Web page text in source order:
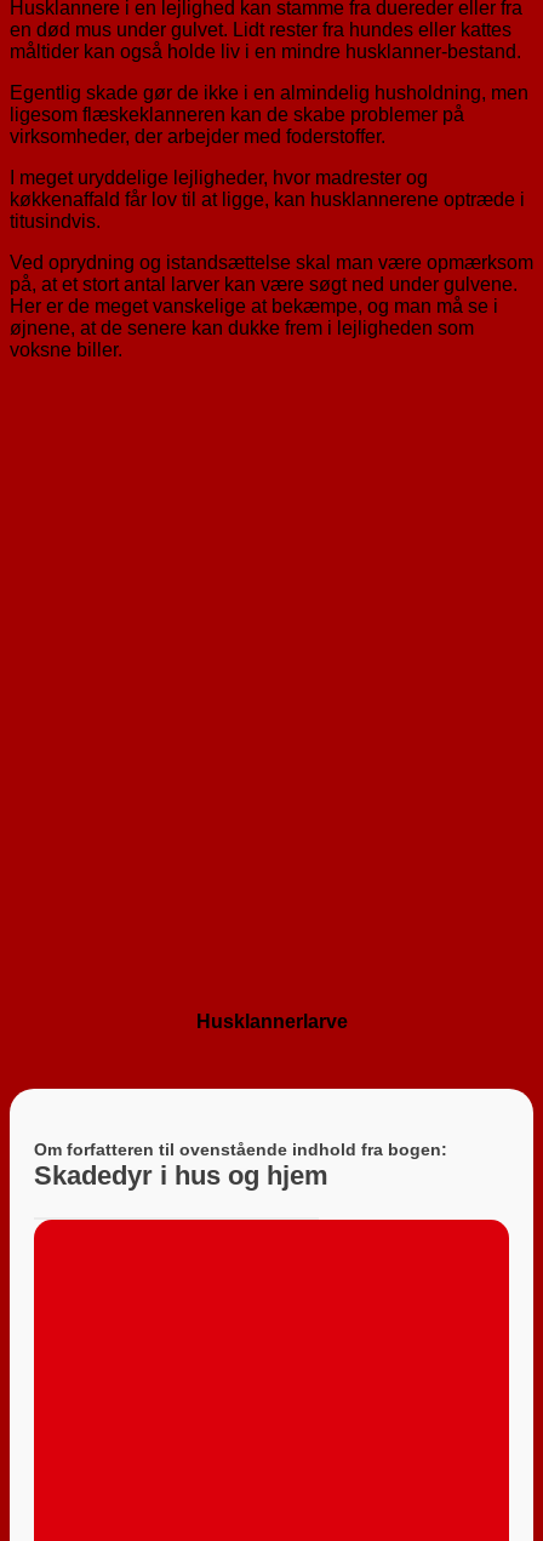
Husklannere i en lejlighed kan stamme fra duereder eller fra
en død mus under gulvet. Lidt rester fra hundes eller kattes
måltider kan også holde liv i en mindre husklanner-bestand.
Egentlig skade gør de ikke i en almindelig husholdning, men
ligesom flæskeklanneren kan de skabe problemer på
virksomheder, der arbejder med foderstoffer.
I meget uryddelige lejligheder, hvor madrester og
køkkenaffald får lov til at ligge, kan husklannerene optræde i
titusindvis.
Ved oprydning og istandsættelse skal man være opmærksom
på, at et stort antal larver kan være søgt ned under gulvene.
Her er de meget vanskelige at bekæmpe, og man må se i
øjnene, at de senere kan dukke frem i lejligheden som
voksne biller.
Husklannerlarve
Om forfatteren til ovenstående indhold fra bogen:
Skadedyr i hus og hjem